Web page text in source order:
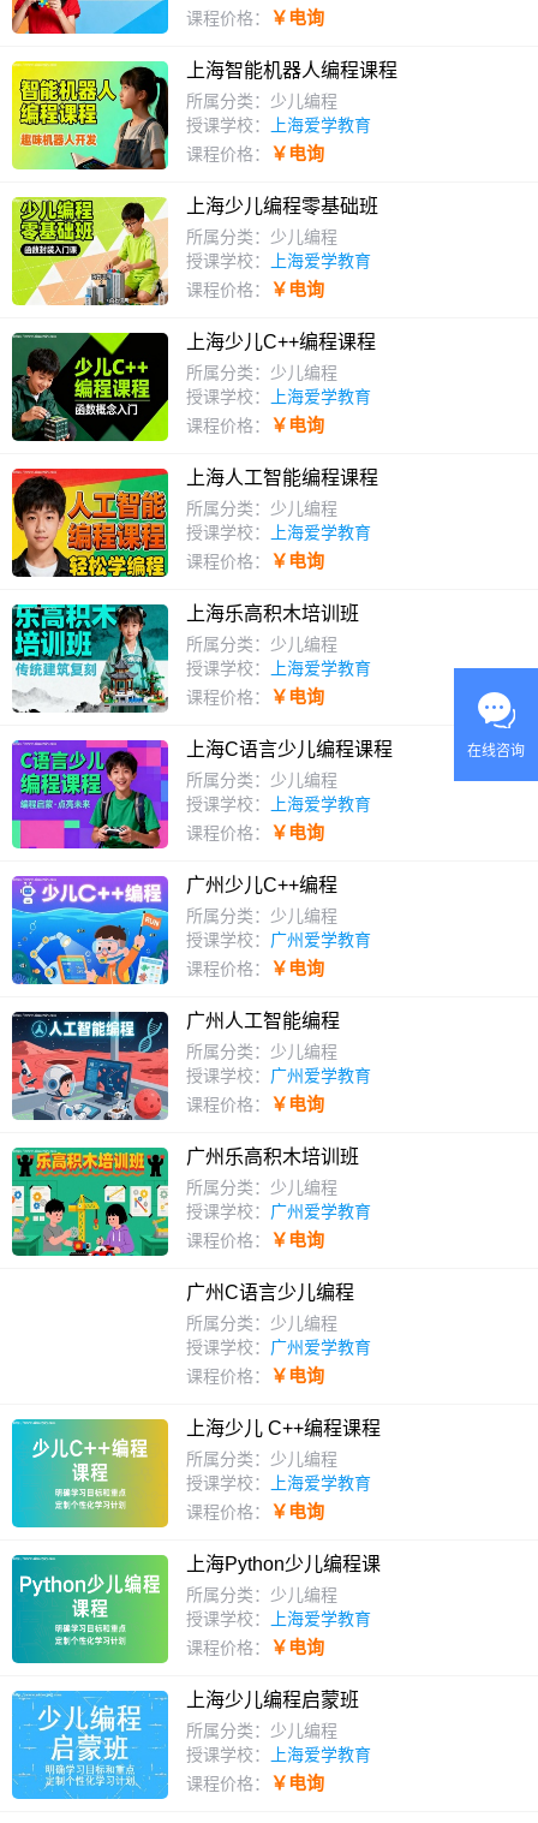
课程价格：
￥电询
上海智能机器人编程课程
所属分类：少儿编程
授课学校：
上海爱学教育
课程价格：
￥电询
上海少儿编程零基础班
所属分类：少儿编程
授课学校：
上海爱学教育
课程价格：
￥电询
上海少儿C++编程课程
所属分类：少儿编程
授课学校：
上海爱学教育
课程价格：
￥电询
上海人工智能编程课程
所属分类：少儿编程
授课学校：
上海爱学教育
课程价格：
￥电询
上海乐高积木培训班
所属分类：少儿编程
授课学校：
上海爱学教育
课程价格：
￥电询
上海C语言少儿编程课程
所属分类：少儿编程
授课学校：
上海爱学教育
课程价格：
￥电询
广州少儿C++编程
所属分类：少儿编程
授课学校： 广州爱学教育
课程价格：
￥电询
广州人工智能编程
所属分类：少儿编程
授课学校： 广州爱学教育
课程价格：
￥电询
广州乐高积木培训班
所属分类：少儿编程
授课学校： 广州爱学教育
课程价格：
￥电询
广州C语言少儿编程
所属分类：少儿编程
授课学校： 广州爱学教育
课程价格：
￥电询
上海少儿 C++编程课程
所属分类：少儿编程
授课学校：
上海爱学教育
课程价格：
￥电询
上海Python少儿编程课
所属分类：少儿编程
授课学校：
上海爱学教育
课程价格：
￥电询
上海少儿编程启蒙班
所属分类：少儿编程
授课学校：
上海爱学教育
课程价格：
￥电询
在线咨询